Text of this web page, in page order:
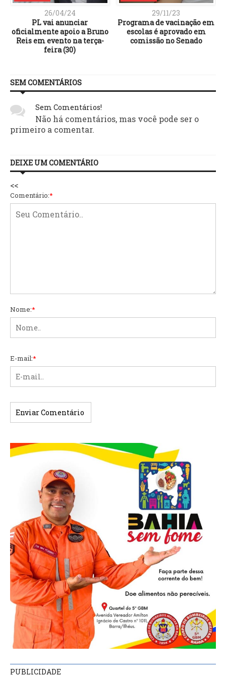
26/04/24
PL vai anunciar
oficialmente apoio a Bruno
Reis em evento na terça-
feira (30)
29/11/23
Programa de vacinação em
escolas é aprovado em
comissão no Senado
SEM COMENTÁRIOS
Sem Comentários!
Não há comentários, mas você pode ser o
primeiro a comentar.
DEIXE UM COMENTÁRIO
<<
Comentário:*
Nome:*
E-mail:*
PUBLICIDADE